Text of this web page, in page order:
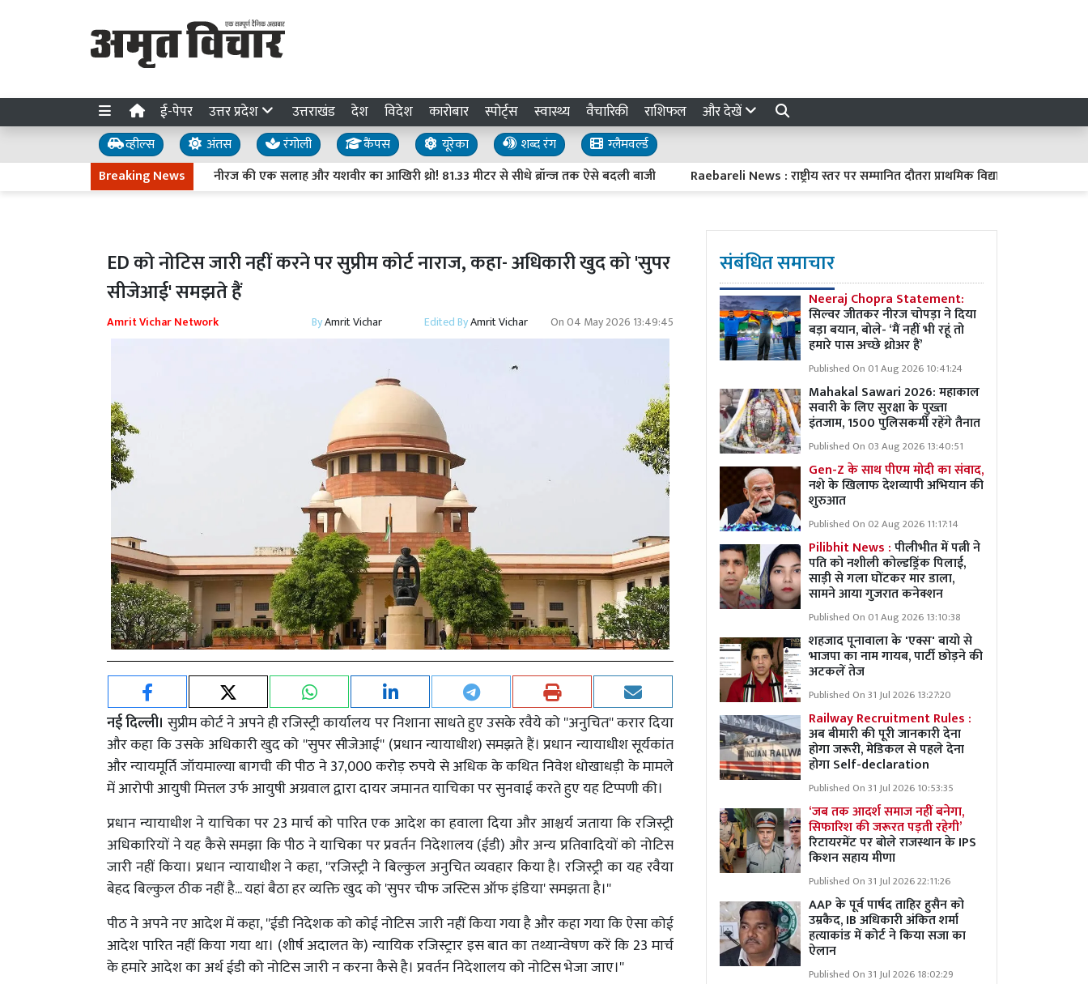
ई-पेपर उत्तर प्रदेश उत्तराखंड देश विदेश कारोबार स्पोर्ट्स स्वास्थ्य वैचारिकी राशिफल और देखें
व्हील्स अंतस रंगोली कैंपस यूरेका शब्द रंग
ग्लैमवर्ल्ड
Breaking Newsनीरज की एक सलाह और यशवीर का आखिरी थ्रो! 81.33 मीटर से सीधे ब्रॉन्ज तक ऐसे बदली बाजी Raebareli News : राष्ट्रीय स्तर पर सम्मानित दौतरा प्राथमिक विद्यालय के सामने
ED को नोटिस जारी नहीं करने पर सुप्रीम कोर्ट नाराज, कहा- अधिकारी खुद को 'सुपर
सीजेआई' समझते हैं
Amrit Vichar Network ByAmrit Vichar Edited ByAmrit Vichar On04 May 2026 13:49:45
नई दिल्ली। सुप्रीम कोर्ट ने अपने ही रजिस्ट्री कार्यालय पर निशाना साधते हुए उसके रवैये को ''अनुचित'' करार दिया
और कहा कि उसके अधिकारी खुद को ''सुपर सीजेआई'' (प्रधान न्यायाधीश) समझते हैं। प्रधान न्यायाधीश सूर्यकांत
और न्यायमूर्ति जॉयमाल्या बागची की पीठ ने 37,000 करोड़ रुपये से अधिक के कथित निवेश धोखाधड़ी के मामले
में आरोपी आयुषी मित्तल उर्फ ​​आयुषी अग्रवाल द्वारा दायर जमानत याचिका पर सुनवाई करते हुए यह टिप्पणी की।
प्रधान न्यायाधीश ने याचिका पर 23 मार्च को पारित एक आदेश का हवाला दिया और आश्चर्य जताया कि रजिस्ट्री
अधिकारियों ने यह कैसे समझा कि पीठ ने याचिका पर प्रवर्तन निदेशालय (ईडी) और अन्य प्रतिवादियों को नोटिस
जारी नहीं किया। प्रधान न्यायाधीश ने कहा, ''रजिस्ट्री ने बिल्कुल अनुचित व्यवहार किया है। रजिस्ट्री का यह रवैया
बेहद बिल्कुल ठीक नहीं है... यहां बैठा हर व्यक्ति खुद को 'सुपर चीफ जस्टिस ऑफ इंडिया' समझता है।''
पीठ ने अपने नए आदेश में कहा, ''ईडी निदेशक को कोई नोटिस जारी नहीं किया गया है और कहा गया कि ऐसा कोई
आदेश पारित नहीं किया गया था। (शीर्ष अदालत के) न्यायिक रजिस्ट्रार इस बात का तथ्यान्वेषण करें कि 23 मार्च
के हमारे आदेश का अर्थ ईडी को नोटिस जारी न करना कैसे है। प्रवर्तन निदेशालय को नोटिस भेजा जाए।''
संबंधित समाचार
Neeraj Chopra Statement:
सिल्वर जीतकर नीरज चोपड़ा ने दिया
बड़ा बयान, बोले- ‘मैं नहीं भी रहूं तो
हमारे पास अच्छे थ्रोअर हैं’
Published On 01 Aug 2026 10:41:24
Mahakal Sawari 2026: महाकाल
सवारी के लिए सुरक्षा के पुख्ता
इंतजाम, 1500 पुलिसकर्मी रहेंगे तैनात
Published On 03 Aug 2026 13:40:51
Gen-Z के साथ पीएम मोदी का संवाद,
नशे के खिलाफ देशव्यापी अभियान की
शुरुआत
Published On 02 Aug 2026 11:17:14
Pilibhit News :पीलीभीत में पत्नी ने
पति को नशीली कोल्डड्रिंक पिलाई,
साड़ी से गला घोंटकर मार डाला,
सामने आया गुजरात कनेक्शन
Published On 01 Aug 2026 13:10:38
शहजाद पूनावाला के 'एक्स' बायो से
भाजपा का नाम गायब, पार्टी छोड़ने की
अटकलें तेज
Published On 31 Jul 2026 13:27:20
Railway Recruitment Rules :
अब बीमारी की पूरी जानकारी देना
होगा जरूरी, मेडिकल से पहले देना
होगा Self-declaration
Published On 31 Jul 2026 10:53:35
‘जब तक आदर्श समाज नहीं बनेगा,
सिफारिश की जरूरत पड़ती रहेगी’
रिटायरमेंट पर बोले राजस्थान के IPS
किशन सहाय मीणा
Published On 31 Jul 2026 22:11:26
AAP के पूर्व पार्षद ताहिर हुसैन को
उम्रकैद, IB अधिकारी अंकित शर्मा
हत्याकांड में कोर्ट ने किया सजा का
ऐलान
Published On 31 Jul 2026 18:02:29